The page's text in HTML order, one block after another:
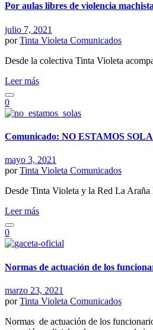
Por aulas libres de violencia
julio 7, 2021
por Tinta Violeta Comunicados
Desde la colectiva Tinta Violeta
Leer más
0
Comunicado: NO ESTAMOS
mayo 3, 2021
por Tinta Violeta Comunicados
Desde Tinta Violeta y la Red La Araña
Leer más
0
Normas de actuación de los
marzo 23, 2021
por Tinta Violeta Comunicados
Normas de actuación de los